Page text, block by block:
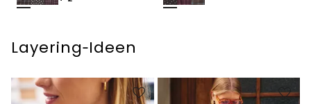
Layering‑Ideen